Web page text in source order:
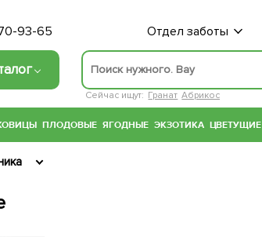
93-65 Отдел заботы
Сейчас ищут: Гранат Абрикос
ПЛОДОВЫЕ ЯГОДНЫЕ ЭКЗОТИКА ЦВЕТУЩИЕ